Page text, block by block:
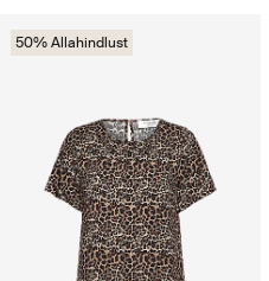
50% Allahindlust